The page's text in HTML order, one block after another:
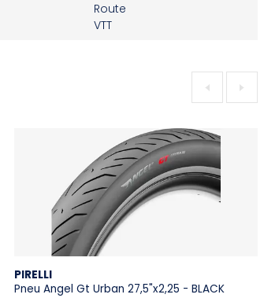
Route
VTT
PIRELLI
Pneu Angel Gt Urban 27,5"x2,25 - BLACK